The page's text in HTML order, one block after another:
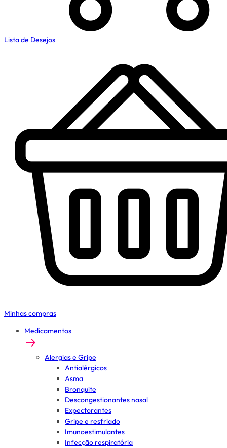
Lista de Desejos
Minhas compras
Medicamentos
Alergias e Gripe
Antialérgicos
Asma
Bronquite
Descongestionantes nasal
Expectorantes
Gripe e resfriado
Imunoestimulantes
Infecção respiratória